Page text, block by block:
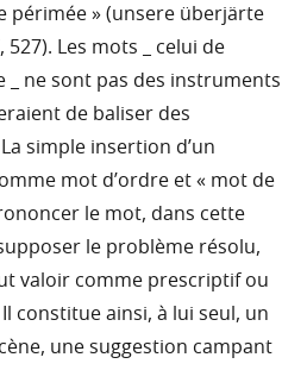
périmée » (unsere überjärte
527). Les mots _ celui de
_ ne sont pas des instruments
de baliser des
simple insertion d’un
mot d’ordre et « mot de
le mot, dans cette
le problème résolu,
valoir comme prescriptif ou
constitue ainsi, à lui seul, un
une suggestion campant